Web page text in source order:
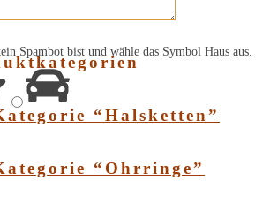
“Halsketten”
“Ohrringe”
Spambot bist und wähle das Symbol Haus aus.